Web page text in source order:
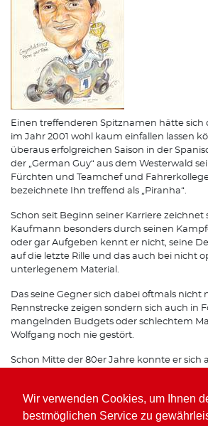
Wir verwenden Cookies, um Ihnen
bestmöglichen Service zu
Einen treffenderen Spitznamen hätte sich
im Jahr 2001 wohl kaum einfallen lassen
überaus erfolgreichen Saison in der
der „German Guy“ aus dem Westerwald
Fürchten und Teamchef und
bezeichnete Ihn treffend als „Piranha“.
Schon seit Beginn seiner Karriere zeichnet
Kaufmann besonders durch seinen
oder gar Aufgeben kennt er nicht, seine
auf die letzte Rille und das auch bei nicht
unterlegenem Material.
Das seine Gegner sich dabei oftmals nicht
Rennstrecke zeigen sondern sich auch in
mangelnden Budgets oder schlechtem
Wolfgang noch nie gestört.
Schon Mitte der 80er Jahre konnte er sich
Formel 3 gehörigen Respekt einfahren,
einem Opel Werksvertrag im Team von
Spätestens seit seinen Erfolgen mit